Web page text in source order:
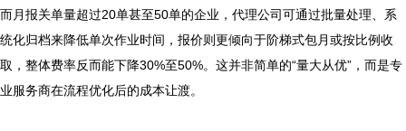
而月报关单量超过20单甚至50单的企业，代理公司可通过批量处理、系
统化归档来降低单次作业时间，报价则更倾向于阶梯式包月或按比例收
取，整体费率反而能下降30%至50%。这并非简单的“量大从优”，而是专
业服务商在流程优化后的成本让渡。